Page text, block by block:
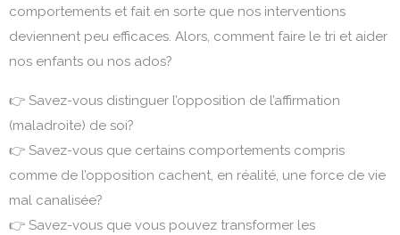
comportements et fait en sorte que nos interventions
deviennent peu efficaces. Alors, comment faire le tri et aider
nos enfants ou nos ados?
👉 Savez-vous distinguer l’opposition de l’affirmation
(maladroite) de soi?
👉 Savez-vous que certains comportements compris
comme de l’opposition cachent, en réalité, une force de vie
mal canalisée?
👉 Savez-vous que vous pouvez transformer les